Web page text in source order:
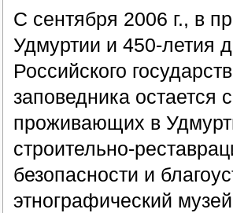
С сентября 2006 г., в
Удмуртии и 450-летия
Российского
заповедника остается
проживающих в
строительно-
безопасности и
этнографический